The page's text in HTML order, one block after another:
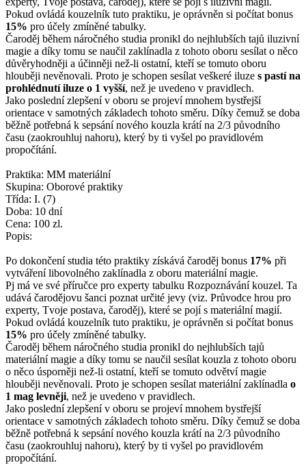
Pokud ovládá kouzelník tuto praktiku, je oprávněn si počítat bonus
15% pro účely zmíněné tabulky.
Čaroděj během náročného studia pronikl do nejhlubších tajů iluzivní
magie a díky tomu se naučil zaklínadla z tohoto oboru sesílat o něco
důvěryhodněji a účinněji než-li ostatní, kteří se tomuto oboru
hlouběji nevěnovali. Proto je schopen sesílat veškeré iluze s pastí na
prohlédnutí iluze o 1 vyšší, než je uvedeno v pravidlech.
Jako poslední zlepšení v oboru se projeví mnohem bystřejší
orientace v samotných základech tohoto směru. Díky čemuž se doba
běžně potřebná k sepsání nového kouzla krátí na 2/3 původního
času (zaokrouhluj nahoru), který by ti vyšel po pravidlovém
propočítání.
Praktika: MM materiální
Skupina: Oborové praktiky
Třída: I. (7)
Doba: 10 dní
Cena: 100 zl.
Popis:
Po dokončení studia této praktiky získává čaroděj bonus 17% při
vytváření libovolného zaklínadla z oboru materiální magie.
Pj má ve své příručce pro experty tabulku Rozpoznávání kouzel. Ta
udává čarodějovu šanci poznat určité jevy (viz. Průvodce hrou pro
experty, Tvoje postava, čaroděj), které se pojí s materiální magií.
Pokud ovládá kouzelník tuto praktiku, je oprávněn si počítat bonus
15% pro účely zmíněné tabulky.
Čaroděj během náročného studia pronikl do nejhlubších tajů
materiální magie a díky tomu se naučil sesílat kouzla z tohoto oboru
o něco úsporněji než-li ostatní, kteří se tomuto odvětví magie
hlouběji nevěnovali. Proto je schopen sesílat materiální zaklínadla o
1 mag levněji, než je uvedeno v pravidlech.
Jako poslední zlepšení v oboru se projeví mnohem bystřejší
orientace v samotných základech tohoto směru. Díky čemuž se doba
běžně potřebná k sepsání nového kouzla krátí na 2/3 původního
času (zaokrouhluj nahoru), který by ti vyšel po pravidlovém
propočítání.